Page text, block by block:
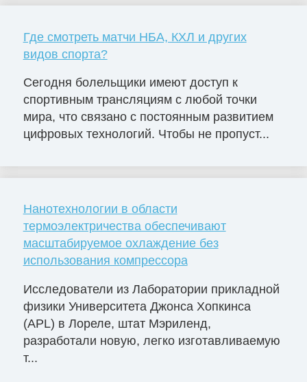
Где смотреть матчи НБА, КХЛ и других
видов спорта?
Сегодня болельщики имеют доступ к
спортивным трансляциям с любой точки
мира, что связано с постоянным развитием
цифровых технологий. Чтобы не пропуст...
Нанотехнологии в области
термоэлектричества обеспечивают
масштабируемое охлаждение без
использования компрессора
Исследователи из Лаборатории прикладной
физики Университета Джонса Хопкинса
(APL) в Лореле, штат Мэриленд,
разработали новую, легко изготавливаемую
т...